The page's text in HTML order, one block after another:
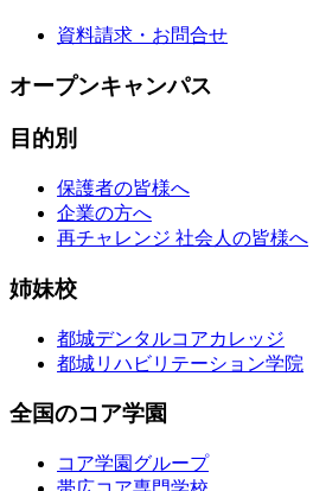
資料請求・お問合せ
オープンキャンパス
目的別
保護者の皆様へ
企業の方へ
再チャレンジ 社会人の皆様へ
姉妹校
都城デンタルコアカレッジ
都城リハビリテーション学院
全国のコア学園
コア学園グループ